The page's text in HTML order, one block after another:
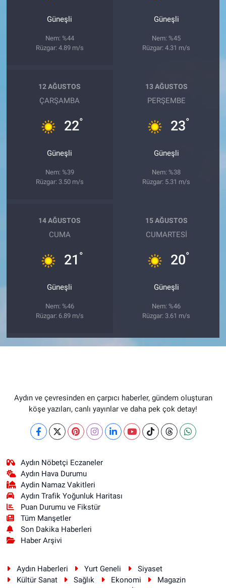
Güneşli
Nem: %44
Rüzgar: 4.89 m/s
Güneşli
Nem: %45
Rüzgar: 4.31 m/s
12 AĞUSTOS
ÇARŞAMBA
22°
Güneşli
Nem: %39
Rüzgar: 3.50 m/s
13 AĞUSTOS
PERŞEMBE
23°
Güneşli
Nem: %38
Rüzgar: 5.31 m/s
14 AĞUSTOS
CUMA
21 °
Güneşli
Nem: %46
Rüzgar: 6.89 m/s
15 AĞUSTOS
CUMARTESI
20°
Güneşli
Nem: %46
Rüzgar: 3.61 m/s
Aydın ve çevresinden en çarpıcı haberler, gündem oluşturan
köşe yazıları, canlı yayınlar ve daha pek çok detay!
Aydın Nöbetçi Eczaneler
Aydın Hava Durumu
Aydin Namaz Vakitleri
Aydın Trafik Yoğunluk Haritası
Puan Durumu ve Fikstür
Tüm Manşetler
Son Dakika Haberleri
Haber Arşivi
Aydın Haberleri Yurt Geneli
Siyaset
Kültür Sanat
Sağlık Ekonomi
Magazin